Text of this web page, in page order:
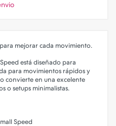
mejorar cada movimiento.
está diseñado para
para movimientos rápidos y
convierte en una excelente
o setups minimalistas.
Speed